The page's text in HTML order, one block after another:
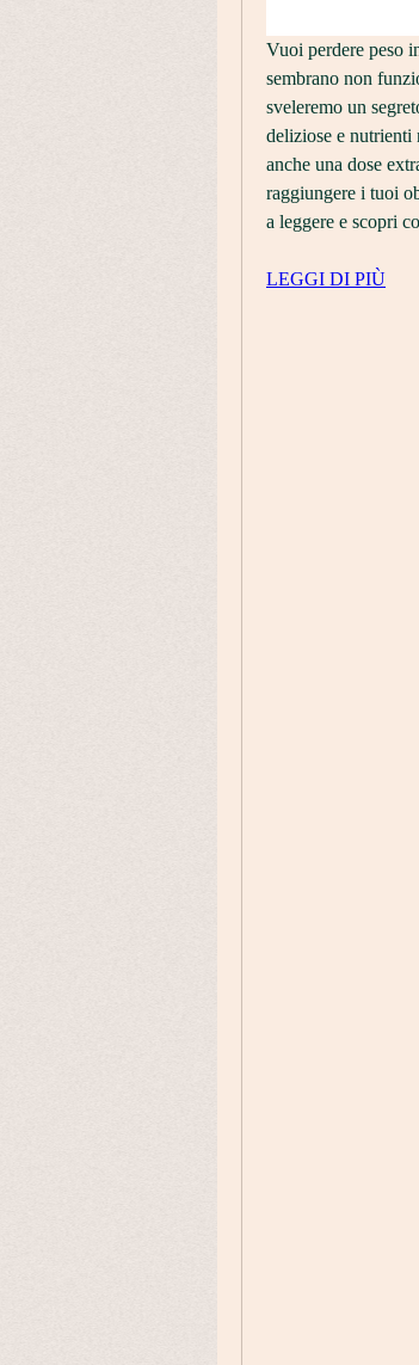
Vuoi perdere peso
sembrano non
sveleremo un
deliziose e nutrienti
anche una dose
raggiungere i tuoi
a leggere e scopri
LEGGI DI PIÙ